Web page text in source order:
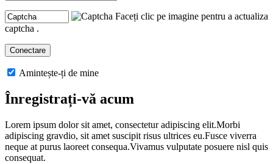
Faceți clic pe imagine pentru a actualiza
captcha .
Amintește-ți de mine
Înregistrați-vă acum
Lorem ipsum dolor sit amet, consectetur adipiscing elit.Morbi
adipiscing gravdio, sit amet suscipit risus ultrices eu.Fusce viverra
neque at purus laoreet consequa.Vivamus vulputate posuere nisl quis
consequat.